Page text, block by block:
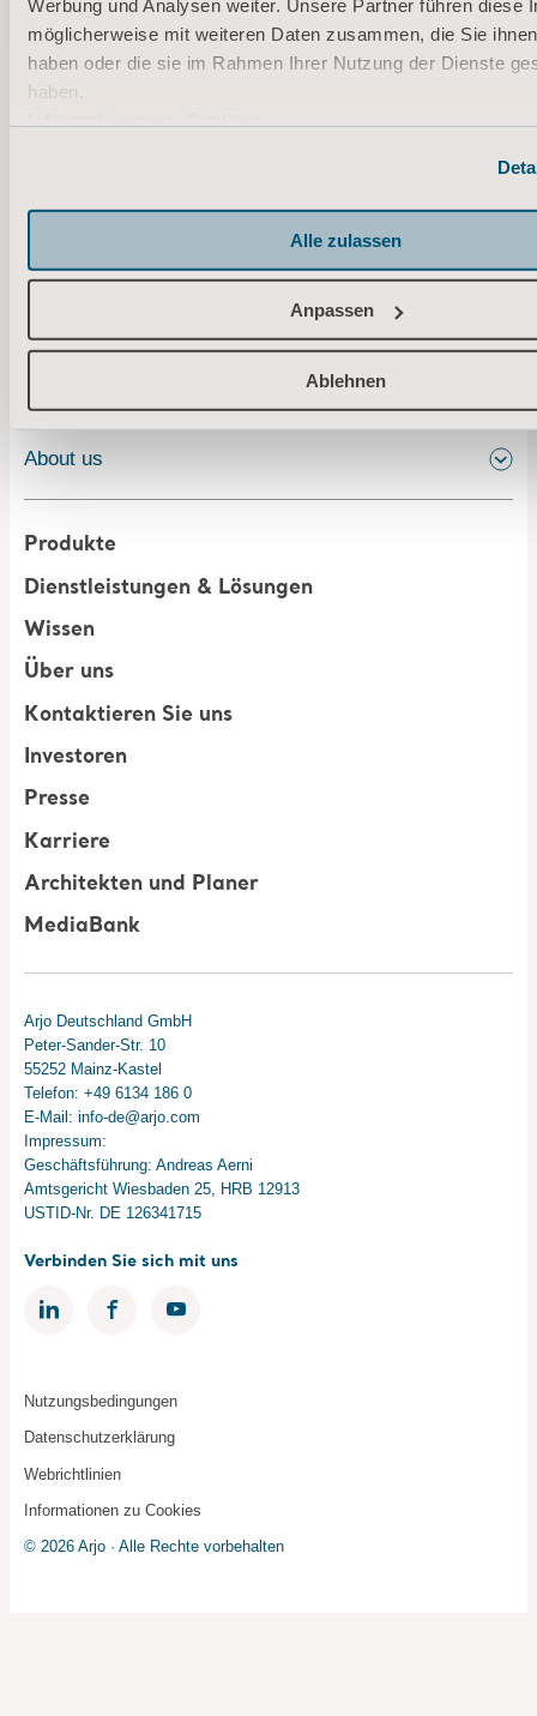
Werbung und Analysen weiter. Unsere Partner führen diese
möglicherweise mit weiteren Daten zusammen, die Sie
haben oder die sie im Rahmen Ihrer Nutzung der Dienste
haben.
Alle zulassen
Anpassen
Ablehnen
Verbindung
About us
Produkte
Dienstleistungen & Lösungen
Wissen
Über uns
Kontaktieren Sie uns
Investoren
Presse
Karriere
Architekten und Planer
MediaBank
Arjo Deutschland GmbH
Peter-Sander-Str. 10
55252 Mainz-Kastel
Telefon: +49 6134 186 0
E-Mail: info-de@arjo.com
Impressum:
Geschäftsführung: Andreas Aerni
Amtsgericht Wiesbaden 25, HRB 12913
USTID-Nr. DE 126341715
Verbinden Sie sich mit uns
Nutzungsbedingungen
Datenschutzerklärung
Webrichtlinien
Informationen zu Cookies
© 2026 Arjo · Alle Rechte vorbehalten